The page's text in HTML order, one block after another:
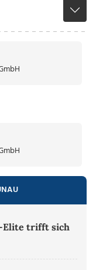
Elite trifft sich